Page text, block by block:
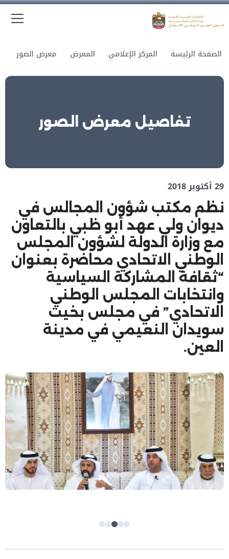
الصفحة الرئيسة المركز الإعلامي المعرض معرض الصور
تفاصيل معرض الصور
29 أكتوبر 2018
نظم مكتب شؤون المجالس في
ديوان ولي عهد أبو ظبي بالتعاون
مع وزارة الدولة لشؤون المجلس
الوطني الاتحادي محاضرة بعنوان
“ثقافة المشاركة السياسية
وانتخابات المجلس الوطني
الاتحادي” في مجلس بخيت
سويدان النعيمي في مدينة
العين.